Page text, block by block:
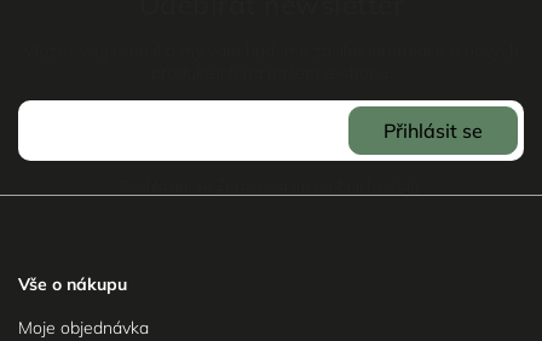
Přihlásit se
Vše o nákupu
Moje objednávka